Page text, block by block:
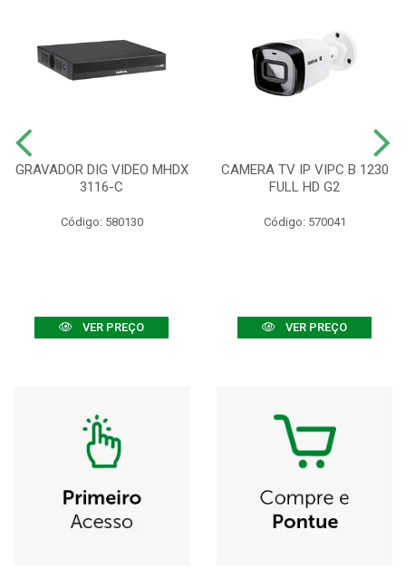
GRAVADOR DIG VIDEO MHDX
3116-C
Código: 580130
VER PREÇO
CAMERA TV IP VIPC B 1230
FULL HD G2
Código: 570041
VER PREÇO